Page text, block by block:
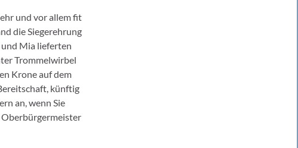
und vor allem fit
die Siegerehrung
und Mia lieferten
Trommelwirbel
Krone auf dem
künftig
an, wenn Sie